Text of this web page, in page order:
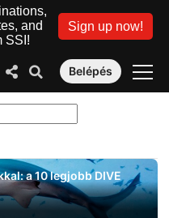
and
SSI!
Sign up now!
Belépés
a 10 legjobb DIVE